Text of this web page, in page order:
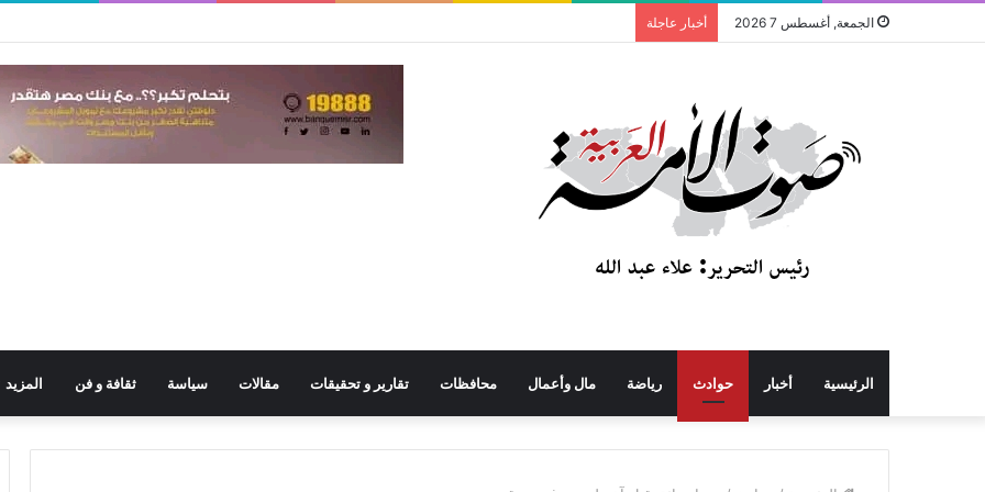
الجمعة, أغسطس 7 2026 أخبار عاجلة
الرئيسية أخبار حوادث رياضة مال وأعمال محافظات تقارير و تحقيقات مقالات سياسة ثقافة و فن المزيد